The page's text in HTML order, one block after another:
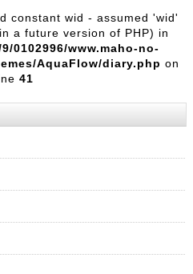
constant wid - assumed 'wid'
a future version of PHP) in
0102996/www.maho-no-
AquaFlow/diary.php on
41